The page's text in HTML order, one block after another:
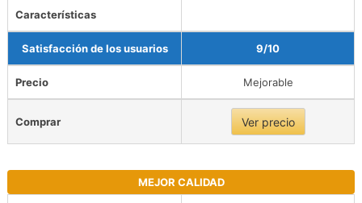
Características
Satisfacción de los usuarios 9/10
Precio Mejorable
Comprar Ver precio
MEJOR CALIDAD